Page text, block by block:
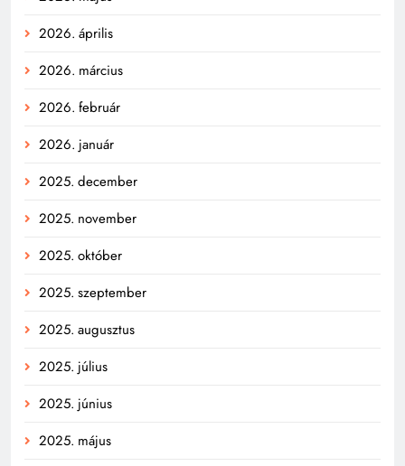
2026. április
2026. március
2026. február
2026. január
2025. december
2025. november
2025. október
2025. szeptember
2025. augusztus
2025. július
2025. június
2025. május